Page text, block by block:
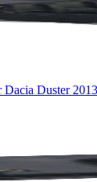
Duster